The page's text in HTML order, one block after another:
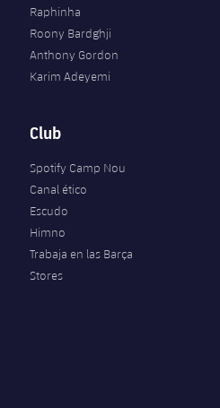
Raphinha
Roony Bardghji
Anthony Gordon
Karim Adeyemi
Club
Spotify Camp Nou
Canal ético
Escudo
Himno
Trabaja en las Barça
Stores